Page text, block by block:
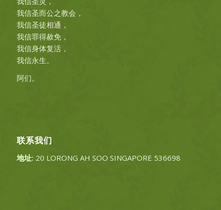
我信圣而公之教会，
我信圣徒相通，
我信罪得赦免，
我信身体复活，
我信永生。
阿们。
联系我们
地址: 20 LORONG AH SOO SINGAPORE 536698